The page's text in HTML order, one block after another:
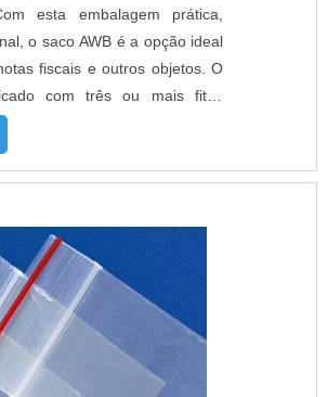
esta embalagem prática,
o saco AWB é a opção ideal
fiscais e outros objetos. O
com três ou mais fitas
prática, protetora e
pode ser fabricado com
sendo ideal para o meio
disso, o também c...